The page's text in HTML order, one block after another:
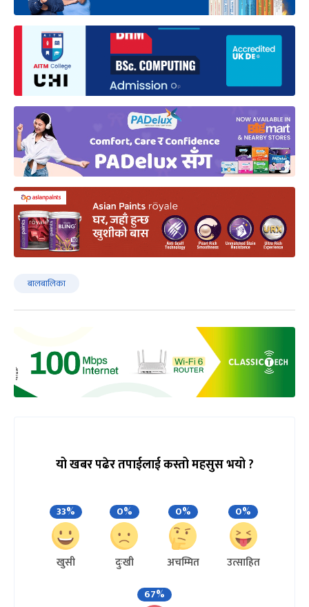
बालबालिका
यो खबर पढेर तपाईलाई कस्तो महसुस भयो ?
33%
खुसी
0%
दुःखी
0%
अचम्मित
0%
उत्साहित
67%